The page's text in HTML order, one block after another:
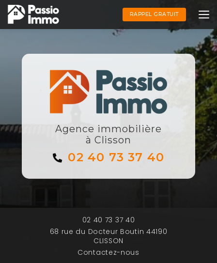
Aller
au
contenu
principal
RAPPEL GRATUIT
Agence immobilière
à Clisson
02 40 73 37 40
02 40 73 37 40
68 rue du Docteur Boutin 44190
CLISSON
Contactez-nous